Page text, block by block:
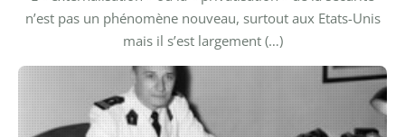
n’est pas un phénomène nouveau, surtout aux Etats-Unis
mais il s’est largement (…)